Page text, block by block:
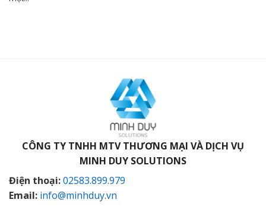
CÔNG TY TNHH MTV THƯƠNG MẠI VÀ DỊCH VỤ
MINH DUY SOLUTIONS
Điện thoại:02583.899.979
Email: info@minhduy.vn